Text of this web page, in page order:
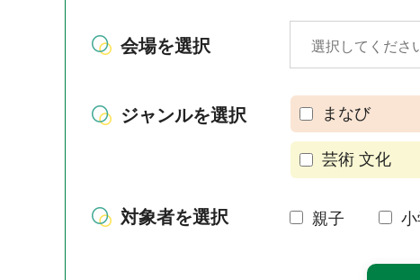
会場を選択
ジャンルを選択 まなび
芸術 文化
対象者を選択 親子 小